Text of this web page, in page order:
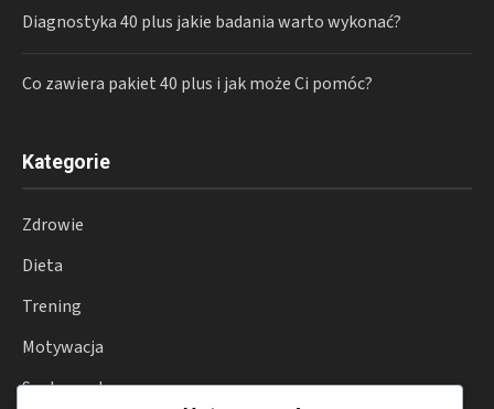
Diagnostyka 40 plus jakie badania warto wykonać?
Co zawiera pakiet 40 plus i jak może Ci pomóc?
Kategorie
Zdrowie
Dieta
Trening
Motywacja
Suplementy